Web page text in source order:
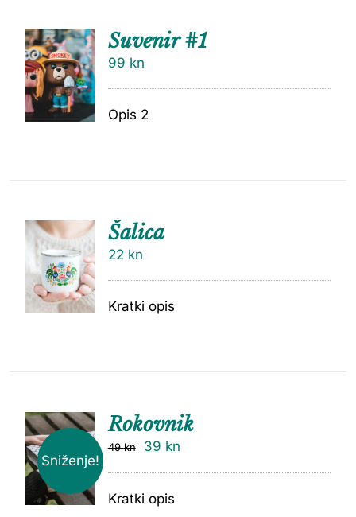
DODAJ
U
KOŠARI
CU
Suvenir #1
99 kn
Opis 2
DODAJ
U
KOŠARI
CU
Šalica
22 kn
Kratki opis
Sniženje!
DODAJ
Rokovnik
49kn 39 kn
Kratki opis